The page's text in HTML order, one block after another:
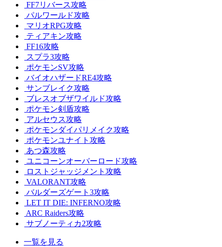
FF7リバース攻略
パルワールド攻略
マリオRPG攻略
ティアキン攻略
FF16攻略
スプラ3攻略
ポケモンSV攻略
バイオハザードRE4攻略
サンブレイク攻略
ブレスオブザワイルド攻略
ポケモン剣盾攻略
アルセウス攻略
ポケモンダイパリメイク攻略
ポケモンユナイト攻略
あつ森攻略
ユニコーンオーバーロード攻略
ロストジャッジメント攻略
VALORANT攻略
バルダーズゲート3攻略
LET IT DIE: INFERNO攻略
ARC Raiders攻略
サブノーティカ2攻略
一覧を見る